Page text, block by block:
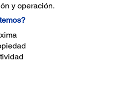
y operación.